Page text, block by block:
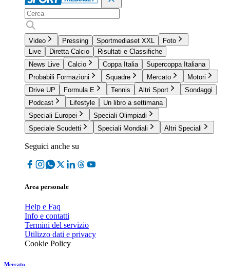
Video Pressing Sportmediaset XXL
Foto
Live
Diretta Calcio
Risultati e Classifiche
News Live
Calcio Coppa Italia
Supercoppa Italiana
Probabili Formazioni
Squadre Mercato
Motori
Drive UP
Formula E Tennis Altri Sport
Sondaggi
Podcast
Lifestyle
Un libro a settimana
Speciali Europei
Speciali Olimpiadi
Speciale Scudetti
Speciali Mondiali Altri Speciali
Seguici anche su
Area personale
Help e Faq
Info e contatti
Termini del servizio
Utilizzo dati e privacy
Cookie Policy
Mercato